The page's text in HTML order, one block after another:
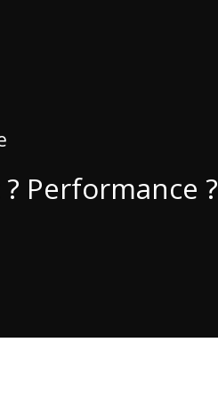
Performance ?